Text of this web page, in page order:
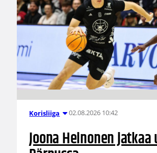
Korisliiga 02.08.2026 10:42
Joona Heinonen jatkaa